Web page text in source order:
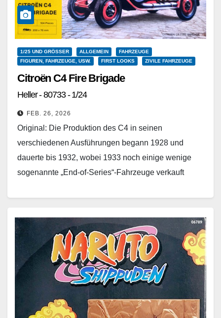
1/25 UND GRÖSSER ALLGEMEIN
FAHRZEUGE
FIGUREN, FAHRZEUGE, USW.
FIRST LOOKS ZIVILE FAHRZEUGE
Citroën C4 Fire Brigade
Heller - 80733 - 1/24
FEB. 26, 2026
Original: Die Produktion des C4 in seinen
verschiedenen Ausführungen begann 1928 und
dauerte bis 1932, wobei 1933 noch einige wenige
sogenannte „End-of-Series“-Fahrzeuge verkauft